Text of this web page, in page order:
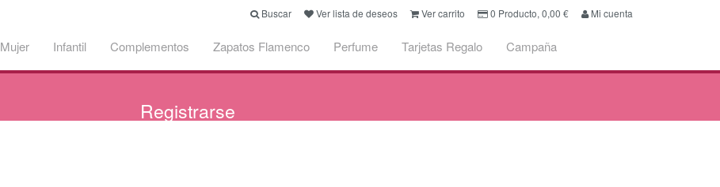
Buscar Ver lista de deseos Ver carrito 0 Producto, 0,00 € Mi cuenta
Mujer Infantil Complementos Zapatos Flamenco Perfume Tarjetas Regalo Campaña
Registrarse